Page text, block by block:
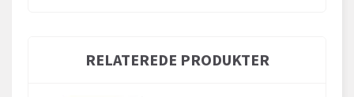
RELATEREDE PRODUKTER